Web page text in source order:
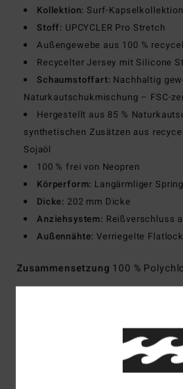
Kollektion: Surf-Kapselkollektion
Stoff: UPCYCLER Pro Stretch
Außengewebe aus 100 %
Recycelter Jersey mit Silicone
Schaumstoffart: Nachhaltig
Naturkautschukmischung – FSC-
Hergestellt aus 85 %
synthetischen Zusätzen aus
Sojaöl
100 % frei von Neopren
Körperform: Langärmliger
Dicke: 202 mm Dicke
Anziehsystem: Reißverschluss
Außennähte: Verriegelte
Zusammensetzung 100 %
Kundenbewertungen